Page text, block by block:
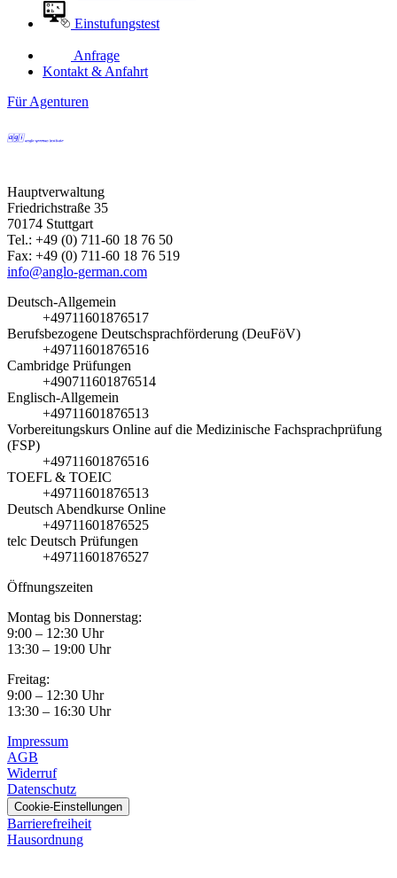
Einstufungstest
Anfrage
Kontakt & Anfahrt
Für Agenturen
Hauptverwaltung
Friedrichstraße 35
70174 Stuttgart
Tel.: +49 (0) 711-60 18 76 50
Fax: +49 (0) 711-60 18 76 519
info@anglo-german.com
Deutsch-Allgemein
+49711601876517
Berufsbezogene Deutschsprachförderung (DeuFöV)
+49711601876516
Cambridge Prüfungen
+490711601876514
Englisch-Allgemein
+49711601876513
Vorbereitungskurs Online auf die Medizinische Fachsprachprüfung
(FSP)
+49711601876516
TOEFL & TOEIC
+49711601876513
Deutsch Abendkurse Online
+49711601876525
telc Deutsch Prüfungen
+49711601876527
Öffnungszeiten
Montag bis Donnerstag:
9:00 – 12:30 Uhr
13:30 – 19:00 Uhr
Freitag:
9:00 – 12:30 Uhr
13:30 – 16:30 Uhr
Impressum
AGB
Widerruf
Datenschutz
Cookie-Einstellungen
Barrierefreiheit
Hausordnung